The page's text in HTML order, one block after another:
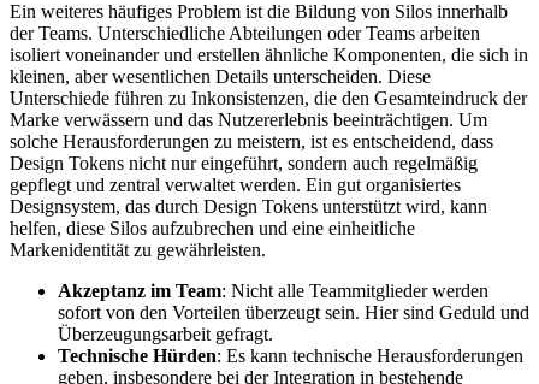
Ein weiteres häufiges Problem ist die Bildung von Silos innerhalb
der Teams. Unterschiedliche Abteilungen oder Teams arbeiten
isoliert voneinander und erstellen ähnliche Komponenten, die sich in
kleinen, aber wesentlichen Details unterscheiden. Diese
Unterschiede führen zu Inkonsistenzen, die den Gesamteindruck der
Marke verwässern und das Nutzererlebnis beeinträchtigen. Um
solche Herausforderungen zu meistern, ist es entscheidend, dass
Design Tokens nicht nur eingeführt, sondern auch regelmäßig
gepflegt und zentral verwaltet werden. Ein gut organisiertes
Designsystem, das durch Design Tokens unterstützt wird, kann
helfen, diese Silos aufzubrechen und eine einheitliche
Markenidentität zu gewährleisten.
Akzeptanz im Team: Nicht alle Teammitglieder werden
sofort von den Vorteilen überzeugt sein. Hier sind Geduld und
Überzeugungsarbeit gefragt.
Technische Hürden: Es kann technische Herausforderungen
geben, insbesondere bei der Integration in bestehende